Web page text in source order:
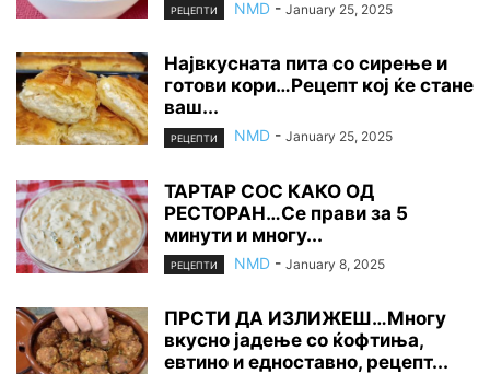
РЕЦЕПТИ NMD - January 25, 2025
Највкусната пита со сирење и
готови кори…Рецепт кој ќе стане
ваш...
РЕЦЕПТИ NMD - January 25, 2025
ТАРТАР СОС КАКО ОД
РЕСТОРАН…Се прави за 5
минути и многу...
РЕЦЕПТИ NMD - January 8, 2025
ПРСТИ ДА ИЗЛИЖЕШ…Многу
вкусно јадење со ќофтиња,
евтино и едноставно, рецепт...